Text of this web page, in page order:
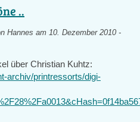
..
Hannes am 10. Dezember 2010 -
über Christian Kuhtz:
archiv/printressorts/digi-